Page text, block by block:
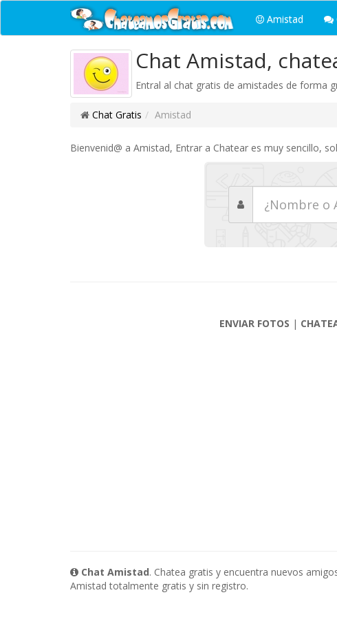
Amistad
Chat Amistad,
Entral al chat gratis de amistades de forma
Chat Gratis Amistad
Bienvenid@ a Amistad, Entrar a Chatear es muy sencillo,
ENVIAR FOTOS |
Chat Amistad. Chatea gratis y encuentra nuevos
Amistad totalmente gratis y sin registro.